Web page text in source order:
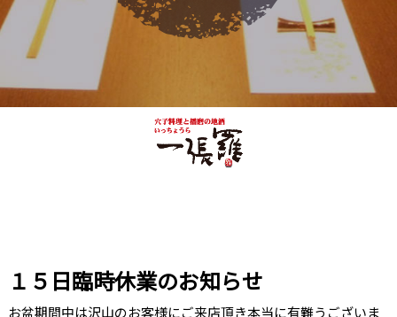
１５日臨時休業のお知らせ
お盆期間中は沢山のお客様にご来店頂き本当に有難うございま